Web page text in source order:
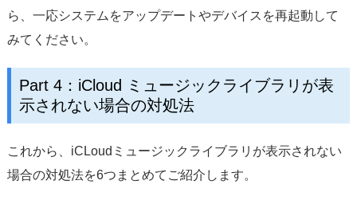
ら、一応システムをアップデートやデバイスを再起動して
みてください。
Part 4：iCloud ミュージックライブラリが表
示されない場合の対処法
これから、iCLoudミュージックライブラリが表示されない
場合の対処法を6つまとめてご紹介します。